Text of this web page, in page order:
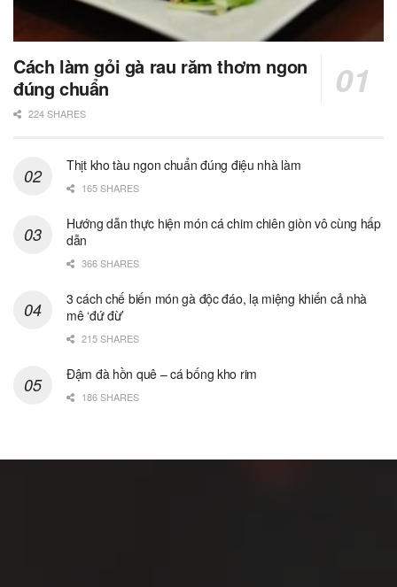
Cách làm gỏi gà rau răm thơm ngon
đúng chuẩn
224 SHARES
Thịt kho tàu ngon chuẩn đúng điệu nhà làm
165 SHARES
Hướng dẫn thực hiện món cá chim chiên giòn vô cùng hấp
dẫn
366 SHARES
3 cách chế biến món gà độc đáo, lạ miệng khiến cả nhà
mê ‘đứ đừ’
215 SHARES
Đậm đà hồn quê – cá bống kho rim
186 SHARES